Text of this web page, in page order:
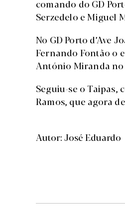
comando do GD
Serzedelo e Miguel
No GD Porto d’Ave
Fernando Fontão o
António Miranda
Seguiu-se o Taipas,
Ramos, que agora
Autor: José Eduardo